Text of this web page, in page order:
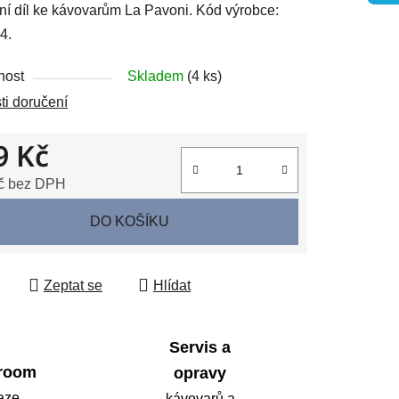
díl ke kávovarům La Pavoni. Kód výrobce:
Skladem (4 ks)
doručení
Kč
bez DPH
DO KOŠÍKU
Zeptat se Hlídat
Servis a
opravy